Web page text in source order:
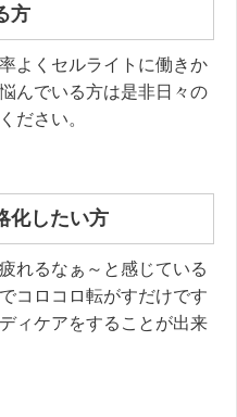
方
よくセルライトに働きか
んでいる方は是非日々の
ださい。
化したい方
れるなぁ～と感じている
コロコロ転がすだけです
ィケアをすることが出来